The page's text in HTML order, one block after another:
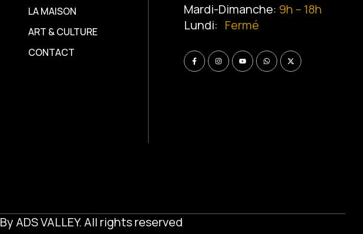
LA MAISON
ART & CULTURE
CONTACT
Mardi-Dimanche: 9h – 18h
Lundi: Fermé
By ADS VALLEY. All rights reserved